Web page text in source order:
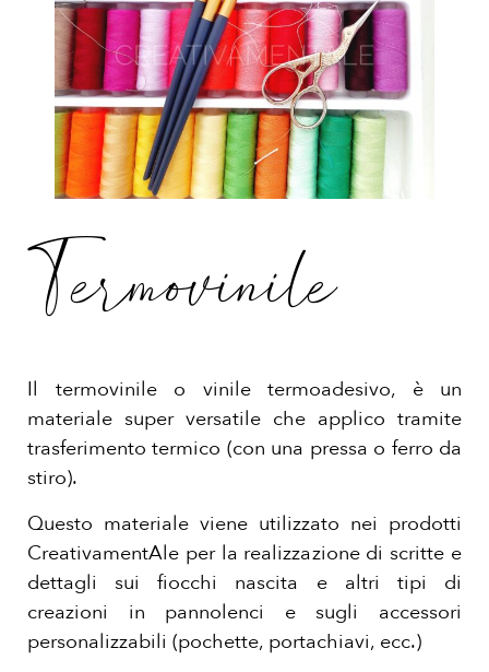
Termovinile
Il termovinile o vinile termoadesivo, è un
materiale super versatile che applico tramite
trasferimento termico (con una pressa o ferro da
stiro).
Questo materiale viene utilizzato nei prodotti
CreativamentAle per la realizzazione di scritte e
dettagli sui fiocchi nascita e altri tipi di
creazioni in pannolenci e sugli accessori
personalizzabili (pochette, portachiavi, ecc.)